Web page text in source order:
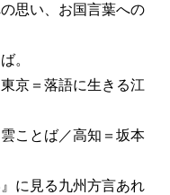
思い、お国言葉への
。
京＝落語に生きる江
ことば／高知＝坂本
に見る九州方言あれ